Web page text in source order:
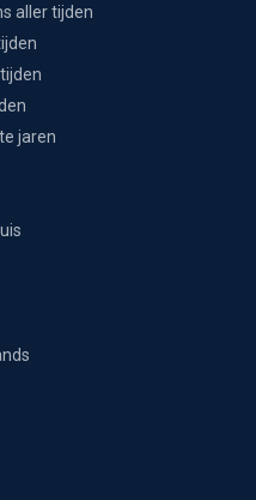
aller tijden
jaren